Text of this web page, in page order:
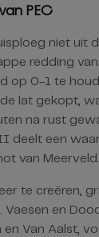
PEC
niet uit
redding van
op 0-1 te
lat gekopt,
na rust
deelt een
van Meerveld.
te creëren,
Vaesen en
Van Aalst,